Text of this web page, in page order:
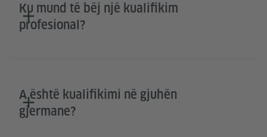
Ku mund të bëj një kualifikim
profesional?
A është kualifikimi në gjuhën
gjermane?